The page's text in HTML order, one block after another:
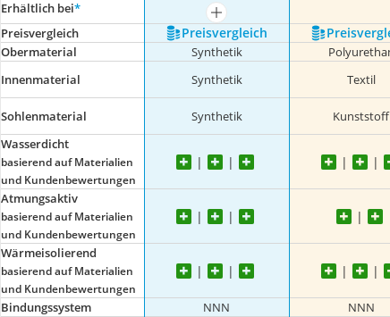
Erhältlich bei*
mehr anzeigen
Preis­vergleich
Preis­vergleich
Obermaterial Synthetik
Innenmaterial
Synthetik Textil
Sohlenmaterial Synthetik Kunststoff
Wasserdicht
basierend auf Materialien
und Kundenbewertungen
Atmungsaktiv
basierend auf Materialien
und Kundenbewertungen
Wärmeisolierend
basierend auf Materialien
und Kundenbewertungen
Bindungssystem NNN NNN